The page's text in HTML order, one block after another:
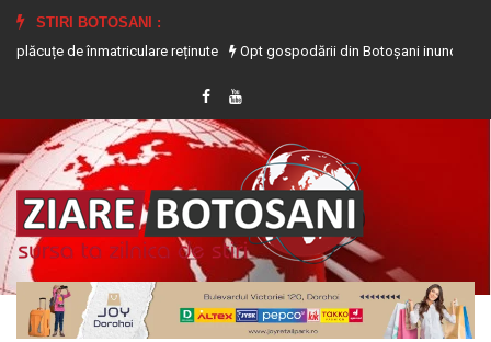
STIRI BOTOSANI :
înmatriculare reținute
Opt gospodării din Botoșani inundate în urma